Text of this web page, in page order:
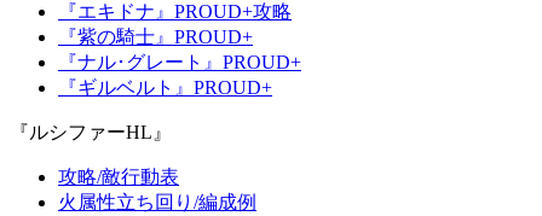
『エキドナ』PROUD+攻略
『紫の騎士』PROUD+
『ナル･グレート』PROUD+
『ギルベルト』PROUD+
『ルシファーHL』
攻略/敵行動表
火属性立ち回り/編成例